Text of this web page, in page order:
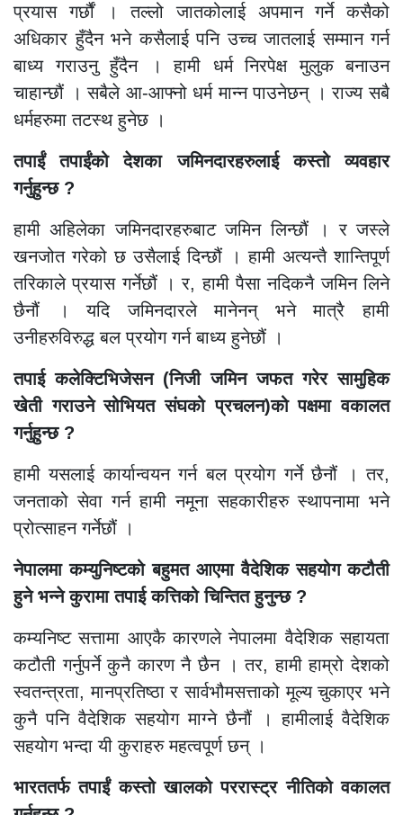
प्रयास गर्छौं । तल्लो जातकोलाई अपमान गर्ने कसैको
अधिकार हुँदैन भने कसैलाई पनि उच्च जातलाई सम्मान गर्न
बाध्य गराउनु हुँदैन । हामी धर्म निरपेक्ष मुलुक बनाउन
चाहान्छौं । सबैले आ-आफ्नो धर्म मान्न पाउनेछन् । राज्य सबै
धर्महरुमा तटस्थ हुनेछ ।
तपाईं तपाईंको देशका जमिनदारहरुलाई कस्तो व्यवहार
गर्नुहुन्छ ?
हामी अहिलेका जमिनदारहरुबाट जमिन लिन्छौं । र जस्ले
खनजोत गरेको छ उसैलाई दिन्छौं । हामी अत्यन्तै शान्तिपूर्ण
तरिकाले प्रयास गर्नेछौं । र, हामी पैसा नदिकनै जमिन लिने
छैनौं । यदि जमिनदारले मानेनन् भने मात्रै हामी
उनीहरुविरुद्ध बल प्रयोग गर्न बाध्य हुनेछौं ।
तपाई कलेक्टिभिजेसन (निजी जमिन जफत गरेर सामुहिक
खेती गराउने सोभियत संघको प्रचलन)को पक्षमा वकालत
गर्नुहुन्छ ?
हामी यसलाई कार्यान्वयन गर्न बल प्रयोग गर्ने छैनौं । तर,
जनताको सेवा गर्न हामी नमूना सहकारीहरु स्थापनामा भने
प्रोत्साहन गर्नेछौं ।
नेपालमा कम्युनिष्टको बहुमत आएमा वैदेशिक सहयोग कटौती
हुने भन्ने कुरामा तपाई कत्तिको चिन्तित हुनुन्छ ?
कम्यनिष्ट सत्तामा आएकै कारणले नेपालमा वैदेशिक सहायता
कटौती गर्नुपर्ने कुनै कारण नै छैन । तर, हामी हाम्रो देशको
स्वतन्त्रता, मानप्रतिष्ठा र सार्वभौमसत्ताको मूल्य चुकाएर भने
कुनै पनि वैदेशिक सहयोग माग्ने छैनौं । हामीलाई वैदेशिक
सहयोग भन्दा यी कुराहरु महत्वपूर्ण छन् ।
भारततर्फ तपाईं कस्तो खालको पररास्ट्र नीतिको वकालत